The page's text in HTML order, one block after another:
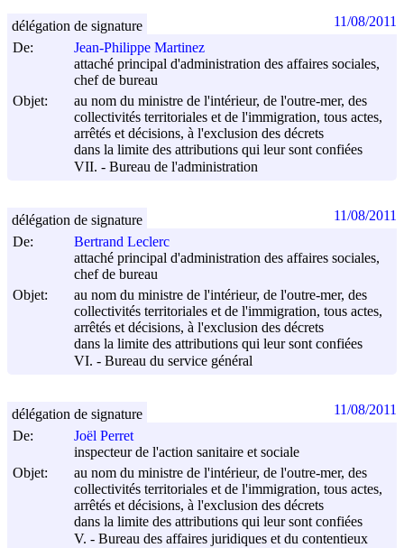
De:
Jean-Philippe Martinez
attaché principal d'administration des affaires sociales,
chef de bureau
Objet:
au nom du ministre de l'intérieur, de l'outre-mer, des
collectivités territoriales et de l'immigration, tous actes,
arrêtés et décisions, à l'exclusion des décrets
dans la limite des attributions qui leur sont confiées
VII. - Bureau de l'administration
délégation de signature 11/08/2011
De:
Bertrand Leclerc
attaché principal d'administration des affaires sociales,
chef de bureau
Objet:
au nom du ministre de l'intérieur, de l'outre-mer, des
collectivités territoriales et de l'immigration, tous actes,
arrêtés et décisions, à l'exclusion des décrets
dans la limite des attributions qui leur sont confiées
VI. - Bureau du service général
délégation de signature 11/08/2011
De:
Joël Perret
inspecteur de l'action sanitaire et sociale
Objet:
au nom du ministre de l'intérieur, de l'outre-mer, des
collectivités territoriales et de l'immigration, tous actes,
arrêtés et décisions, à l'exclusion des décrets
dans la limite des attributions qui leur sont confiées
V. - Bureau des affaires juridiques et du contentieux
délégation de signature 11/08/2011